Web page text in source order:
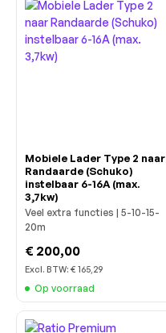
Mobiele Lader Type 2 naar
Randaarde (Schuko)
instelbaar 6-16A (max.
3,7kw)
Veel extra functies | 5-10-15-
20m
€ 200,00
Excl. BTW: € 165,29
Op voorraad